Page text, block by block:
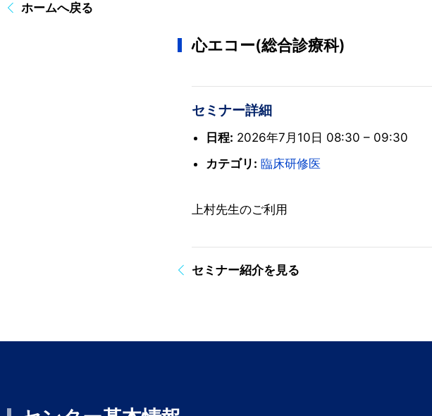
ホームへ戻る
心エコー(総合診療科)
セミナー詳細
日程: 2026年7月10日 08:30 – 09:30
カテゴリ: 臨床研修医
上村先生のご利用
セミナー紹介を見る